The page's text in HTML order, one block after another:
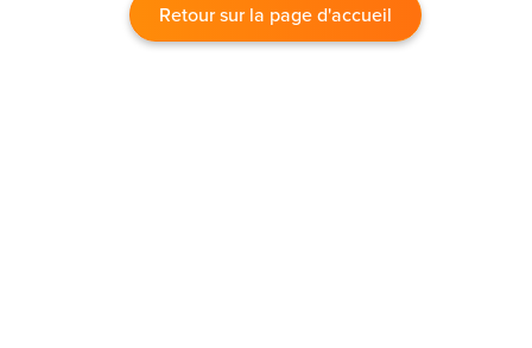
Retour sur la page d'accueil